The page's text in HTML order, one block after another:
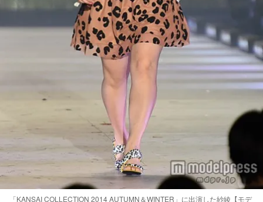
「KANSAI COLLECTION 2014 AUTUMN＆WINTER」に出演した紗綾【モデ